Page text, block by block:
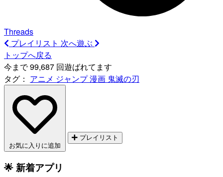
Threads
プレイリスト 次へ遊ぶ
トップへ戻る
今まで 99,687 回遊ばれてます
タグ： アニメ ジャンプ漫画 鬼滅の刃
お気に入りに追加
プレイリスト
🌟 新着アプリ